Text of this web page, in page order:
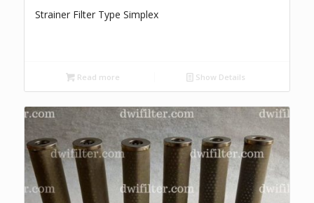
Strainer Filter Type Simplex
Read more Show Details